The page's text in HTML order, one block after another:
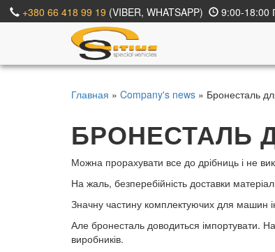
+380 66 418 99 19 (VIBER, WHATSAPP) 9:00-
Главная » Company's news » Бронесталь
БРОНЕСТАЛЬ
Можна прорахувати все до дрібниць і не
На жаль, безперебійність доставки
Значну частину комплектуючих для машин
Але бронесталь доводиться імпортувати. На
виробників.